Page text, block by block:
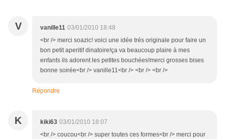
V vanille11 03/01/2010 18:48
<br /> merci soazic! voici une idée trés originale pour faire un
bon petit aperitif dinatoire!ça va beaucoup plaire à mes
enfants ils adorent les petites bouchées!merci grosses bises
bonne soirée<br /> vanille11<br /> <br /> <br />
Répondre
K kiki63 03/01/2010 18:07
<br /> coucou<br /> super toutes ces formes<br /> merci pour